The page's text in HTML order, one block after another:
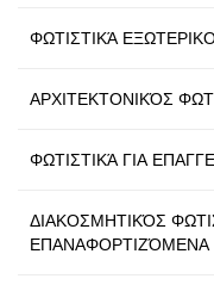
ΦΩΤΙΣΤΙΚΆ
ΑΡΧΙΤΕΚΤΟΝΙΚΌΣ
ΦΩΤΙΣΤΙΚΆ ΓΙΑ
ΔΙΑΚΟΣΜΗΤΙΚΌΣ
ΕΠΑΝΑΦΟΡΤΙΖΌΜΕΝΑ